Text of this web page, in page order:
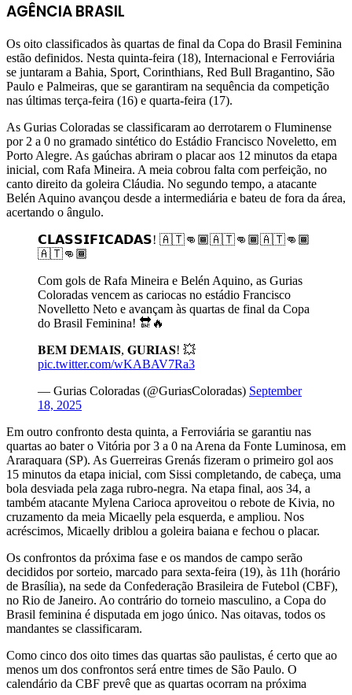
AGÊNCIA BRASIL
Os oito classificados às quartas de final da Copa do Brasil Feminina
estão definidos. Nesta quinta-feira (18), Internacional e Ferroviária
se juntaram a Bahia, Sport, Corinthians, Red Bull Bragantino, São
Paulo e Palmeiras, que se garantiram na sequência da competição
nas últimas terça-feira (16) e quarta-feira (17).
As Gurias Coloradas se classificaram ao derrotarem o Fluminense
por 2 a 0 no gramado sintético do Estádio Francisco Noveletto, em
Porto Alegre. As gaúchas abriram o placar aos 12 minutos da etapa
inicial, com Rafa Mineira. A meia cobrou falta com perfeição, no
canto direito da goleira Cláudia. No segundo tempo, a atacante
Belén Aquino avançou desde a intermediária e bateu de fora da área,
acertando o ângulo.
𝗖𝗟𝗔𝗦𝗦𝗜𝗙𝗜𝗖𝗔𝗗𝗔𝗦! 🇦🇹👊🏾🇦🇹👊🏾🇦🇹👊🏾
🇦🇹👊🏾
Com gols de Rafa Mineira e Belén Aquino, as Gurias
Coloradas vencem as cariocas no estádio Francisco
Novelletto Neto e avançam às quartas de final da Copa
do Brasil Feminina! 🔛🔥
𝐁𝐄𝐌 𝐃𝐄𝐌𝐀𝐈𝐒, 𝐆𝐔𝐑𝐈𝐀𝐒! 💥
pic.twitter.com/wKABAV7Ra3
— Gurias Coloradas (@GuriasColoradas) September
18, 2025
Em outro confronto desta quinta, a Ferroviária se garantiu nas
quartas ao bater o Vitória por 3 a 0 na Arena da Fonte Luminosa, em
Araraquara (SP). As Guerreiras Grenás fizeram o primeiro gol aos
15 minutos da etapa inicial, com Sissi completando, de cabeça, uma
bola desviada pela zaga rubro-negra. Na etapa final, aos 34, a
também atacante Mylena Carioca aproveitou o rebote de Kivia, no
cruzamento da meia Micaelly pela esquerda, e ampliou. Nos
acréscimos, Micaelly driblou a goleira baiana e fechou o placar.
Os confrontos da próxima fase e os mandos de campo serão
decididos por sorteio, marcado para sexta-feira (19), às 11h (horário
de Brasília), na sede da Confederação Brasileira de Futebol (CBF),
no Rio de Janeiro. Ao contrário do torneio masculino, a Copa do
Brasil feminina é disputada em jogo único. Nas oitavas, todos os
mandantes se classificaram.
Como cinco dos oito times das quartas são paulistas, é certo que ao
menos um dos confrontos será entre times de São Paulo. O
calendário da CBF prevê que as quartas ocorram na próxima